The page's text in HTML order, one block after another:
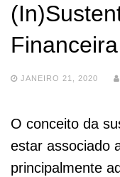
Financeira
JANEIRO 21, 2020
O conceito da
estar associado
principalmente